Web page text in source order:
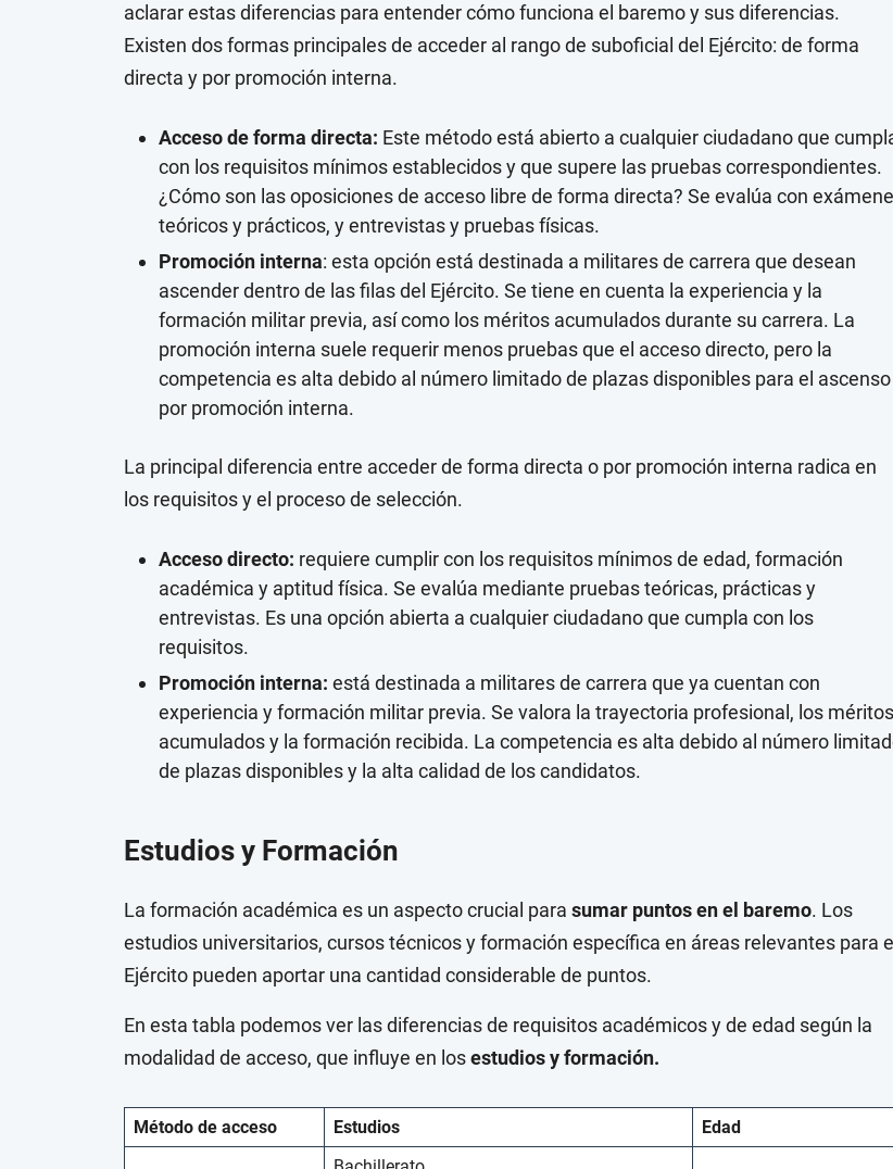
aclarar estas diferencias para entender cómo funciona el baremo y sus diferencias.
Existen dos formas principales de acceder al rango de suboficial del Ejército: de forma
directa y por promoción interna.
Acceso de forma directa: Este método está abierto a cualquier ciudadano que
con los requisitos mínimos establecidos y que supere las pruebas correspondientes.
¿Cómo son las oposiciones de acceso libre de forma directa? Se evalúa con
teóricos y prácticos, y entrevistas y pruebas físicas.
Promoción interna: esta opción está destinada a militares de carrera que desean
ascender dentro de las filas del Ejército. Se tiene en cuenta la experiencia y la
formación militar previa, así como los méritos acumulados durante su carrera. La
promoción interna suele requerir menos pruebas que el acceso directo, pero la
competencia es alta debido al número limitado de plazas disponibles para el ascenso
por promoción interna.
La principal diferencia entre acceder de forma directa o por promoción interna radica en
los requisitos y el proceso de selección.
Acceso directo: requiere cumplir con los requisitos mínimos de edad, formación
académica y aptitud física. Se evalúa mediante pruebas teóricas, prácticas y
entrevistas. Es una opción abierta a cualquier ciudadano que cumpla con los
requisitos.
Promoción interna: está destinada a militares de carrera que ya cuentan con
experiencia y formación militar previa. Se valora la trayectoria profesional, los méritos
acumulados y la formación recibida. La competencia es alta debido al número
de plazas disponibles y la alta calidad de los candidatos.
Estudios y Formación
La formación académica es un aspecto crucial para sumar puntos en el baremo. Los
estudios universitarios, cursos técnicos y formación específica en áreas relevantes para el
Ejército pueden aportar una cantidad considerable de puntos.
En esta tabla podemos ver las diferencias de requisitos académicos y de edad según la
modalidad de acceso, que influye en losestudios y formación.
Método de acceso Estudios
Edad